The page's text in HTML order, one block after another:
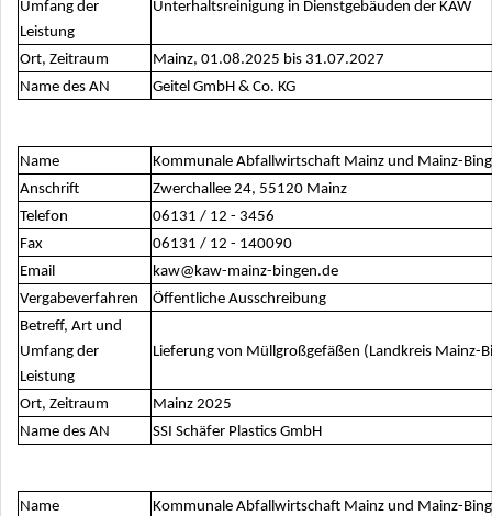
Umfang der
Leistung
Unterhaltsreinigung in Dienstgebäuden der KAW
Ort, Zeitraum
Mainz, 01.08.2025 bis 31.07.2027
Name des AN
Geitel GmbH & Co. KG
Name
Kommunale Abfallwirtschaft Mainz und Mainz-
Anschrift
Zwerchallee 24, 55120 Mainz
Telefon
06131 / 12 - 3456
Fax
06131 / 12 - 140090
Email
kaw@kaw-mainz-bingen.de
Vergabeverfahren
Öffentliche Ausschreibung
Betreff, Art und
Umfang der
Leistung
Lieferung von Müllgroßgefäßen (Landkreis Mainz-
Ort, Zeitraum
Mainz 2025
Name des AN
SSI Schäfer Plastics GmbH
Name
Kommunale Abfallwirtschaft Mainz und Mainz-